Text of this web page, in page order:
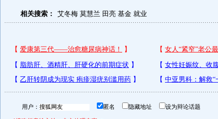
相关搜索： 艾冬梅 莫慧兰 田亮 基金 就业
用户： 匿名 隐藏地址 设为辩论话题